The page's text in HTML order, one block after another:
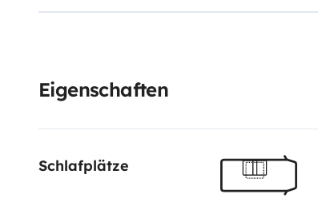
change. Tow hook is an additional adventage
Eigenschaften
Schlafplätze